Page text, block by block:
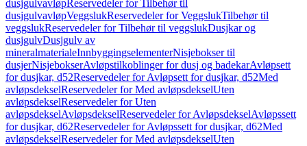
dusjgulvavløpReservedeler for Tilbehør til
dusjgulvavløpVeggslukReservedeler for VeggslukTilbehør til
veggslukReservedeler for Tilbehør til veggslukDusjkar og
dusjgulvDusjgulv av
mineralmaterialeInnbyggingselementerNisjebokser til
dusjerNisjebokserAvløpstilkoblinger for dusj og badekarAvløpsett
for dusjkar, d52Reservedeler for Avløpsett for dusjkar, d52Med
avløpsdekselReservedeler for Med avløpsdekselUten
avløpsdekselReservedeler for Uten
avløpsdekselAvløpsdekselReservedeler for AvløpsdekselAvløpssett
for dusjkar, d62Reservedeler for Avløpssett for dusjkar, d62Med
avløpsdekselReservedeler for Med avløpsdekselUten